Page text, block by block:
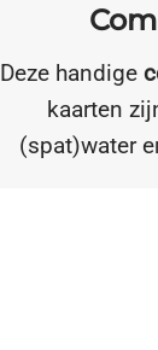
Deze handige
kaarten
(spat)water